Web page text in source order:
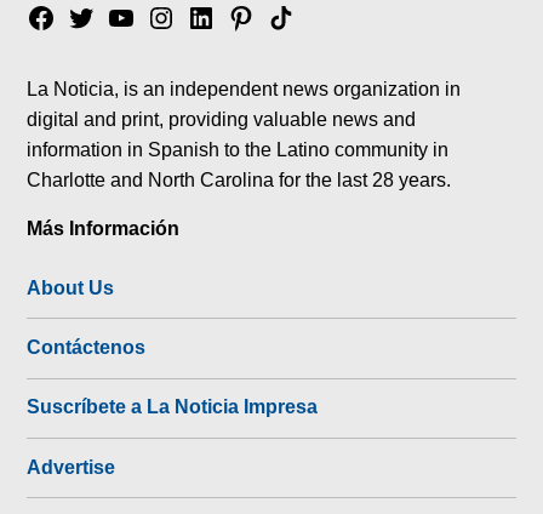
Facebook
TwitterYouTubeInstagram
LinkedinPinterest
Tik
La Noticia, is an independent news organization in
digital and print, providing valuable news and
information in Spanish to the Latino community in
Charlotte and North Carolina for the last 28 years.
Más Información
About Us
Contáctenos
Suscríbete a La Noticia Impresa
Advertise